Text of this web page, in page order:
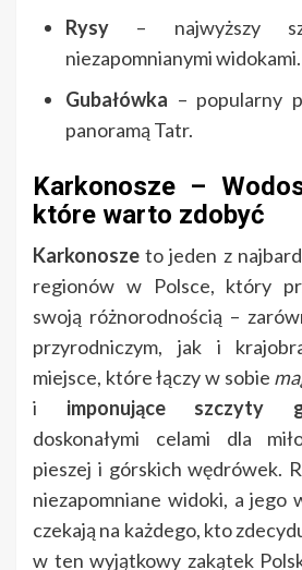
Rysy – najwyższy
niezapomnianymi widokami.
Gubałówka – popularny
panoramą Tatr.
Karkonosze –
które warto zdobyć
Karkonosze to jeden z
regionów w Polsce, który
swoją różnorodnością –
przyrodniczym, jak i
miejsce, które łączy w sobie
i imponujące szczyty
doskonałymi celami dla
pieszej i górskich wędrówek.
niezapomniane widoki, a jego
czekają na każdego, kto
w ten wyjątkowy zakątek